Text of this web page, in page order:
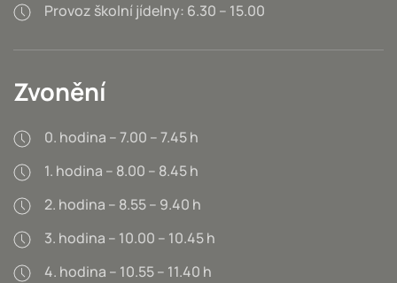
Provoz školní jídelny: 6.30 – 15.00
Zvonění
0. hodina – 7.00 – 7.45 h
1. hodina – 8.00 – 8.45 h
2. hodina – 8.55 – 9.40 h
3. hodina – 10.00 – 10.45 h
4. hodina – 10.55 – 11.40 h